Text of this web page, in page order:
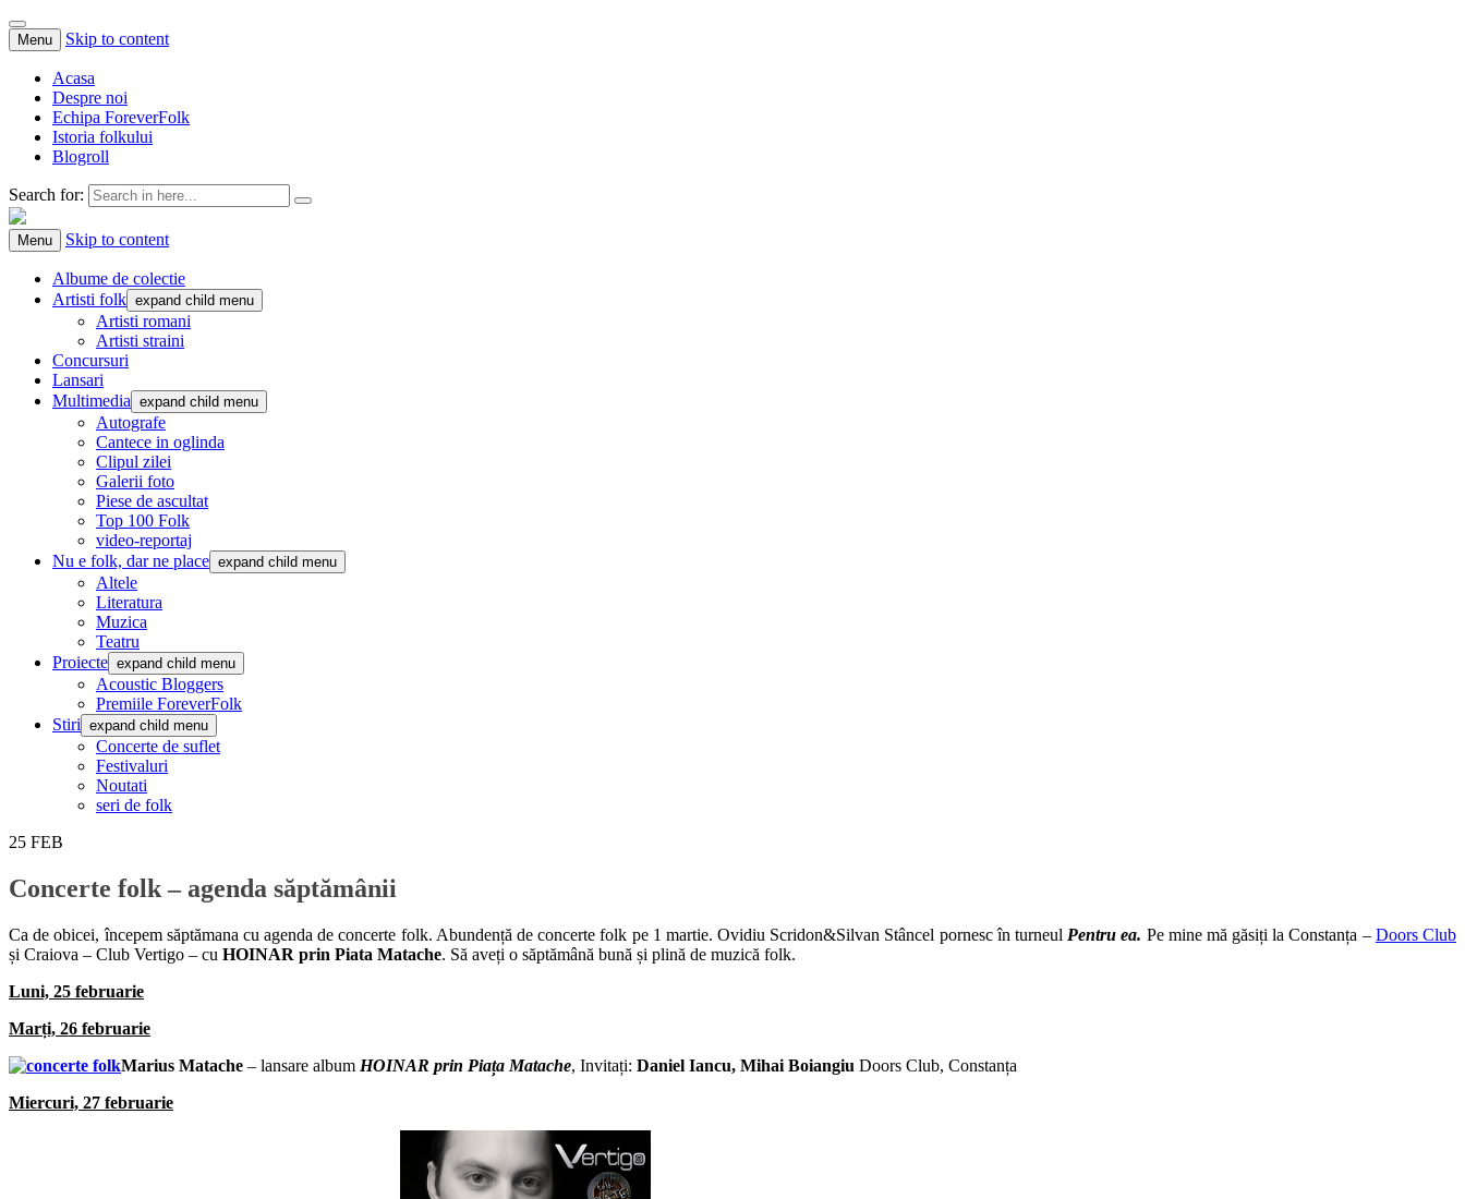
Menu Skip to content
Acasa
Despre noi
Echipa ForeverFolk
Istoria folkului
Blogroll
Search for:
ForeverFolk
Muzica sufletului tau
Menu Skip to content
Albume de colectie
Artisti folk expand child menu
Artisti romani
Artisti straini
Concursuri
Lansari
Multimedia expand child menu
Autografe
Cantece in oglinda
Clipul zilei
Galerii foto
Piese de ascultat
Top 100 Folk
video-reportaj
Nu e folk, dar ne place expand child menu
Altele
Literatura
Muzica
Teatru
Proiecte expand child menu
Acoustic Bloggers
Premiile ForeverFolk
Stiri expand child menu
Concerte de suflet
Festivaluri
Noutati
seri de folk
25 FEB
Concerte folk – agenda săptămânii
Ca de obicei, începem săptămana cu agenda de concerte folk. Abundență de concerte folk pe 1 martie. Ovidiu Scridon&Silvan Stâncel pornesc în turneul Pentru ea. Pe mine mă găsiți la Constanța – Doors Club
și Craiova – Club Vertigo – cu HOINAR prin Piata Matache. Să aveți o săptămână bună și plină de muzică folk.
Luni, 25 februarie
Marți, 26 februarie
Marius Matache – lansare album HOINAR prin Piața Matache, Invitați: Daniel Iancu, Mihai Boiangiu Doors Club, Constanța
Miercuri, 27 februarie